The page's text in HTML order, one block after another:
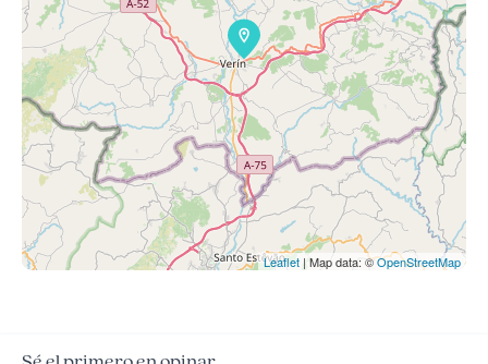
Leaflet | Map data: ©OpenStreetMap